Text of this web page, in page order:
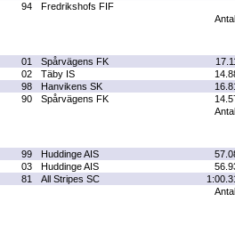
94
Fredrikshofs FIF
01 Spårvägens FK
02 Täby IS
98 Hanvikens SK
90 Spårvägens FK
99 Huddinge AIS
03 Huddinge AIS
81 All Stripes SC